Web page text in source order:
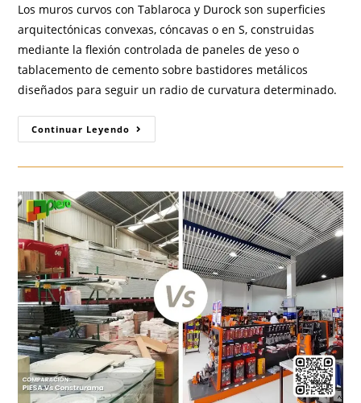
Los muros curvos con Tablaroca y Durock son superficies
arquitectónicas convexas, cóncavas o en S, construidas
mediante la flexión controlada de paneles de yeso o
tablacemento de cemento sobre bastidores metálicos
diseñados para seguir un radio de curvatura determinado.
Continuar Leyendo ¿Muros
Curvos
En
Guadalajara?
Guía
Técnica
Completa
Y
Más
Actual,
PIESA